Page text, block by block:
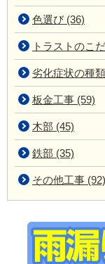
色選び (36)
トラストのこ
劣化症状の種
板金工事 (59)
木部 (45)
鉄部 (35)
その他工事 (92)